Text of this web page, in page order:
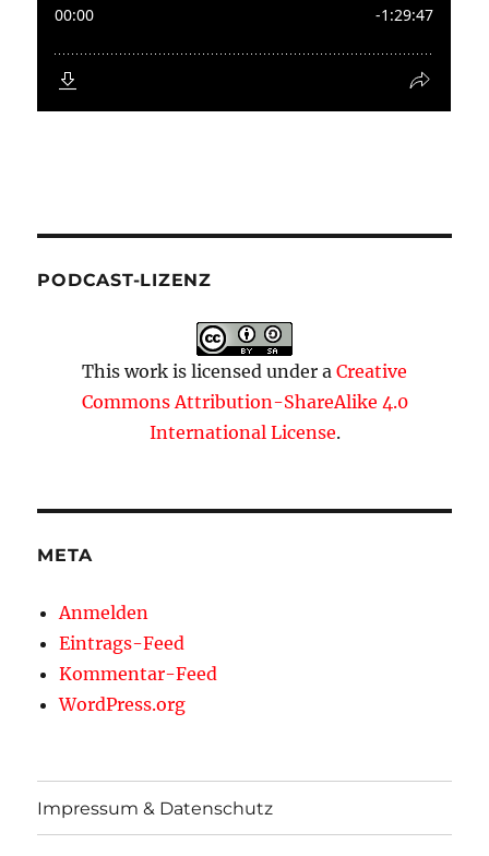
PODCAST-LIZENZ
This work is licensed under a Creative
Commons Attribution-ShareAlike 4.0
International License.
META
Anmelden
Eintrags-Feed
Kommentar-Feed
WordPress.org
Impressum & Datenschutz